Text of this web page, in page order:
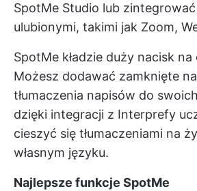
SpotMe Studio lub zintegrować
ulubionymi, takimi jak Zoom,
SpotMe kładzie duży nacisk
Możesz dodawać zamknięte
tłumaczenia napisów do
dzięki integracji z Interprefy
cieszyć się tłumaczeniami na
własnym języku.
Najlepsze funkcje SpotMe